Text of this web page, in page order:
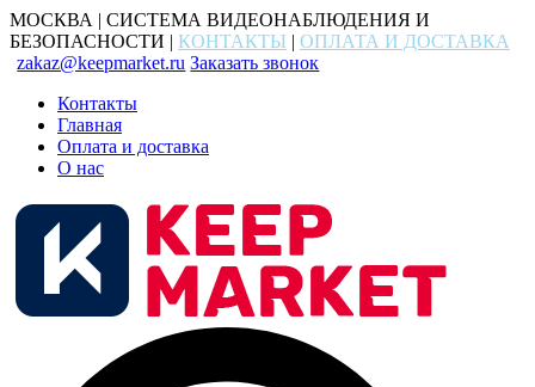
МОСКВА | СИСТЕМА ВИДЕОНАБЛЮДЕНИЯ И
БЕЗОПАСНОСТИ | КОНТАКТЫ | ОПЛАТА И ДОСТАВКА
zakaz@keepmarket.ru Заказать звонок
Контакты
Главная
Оплата и доставка
О нас